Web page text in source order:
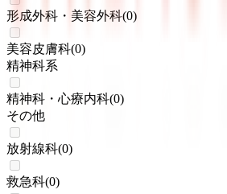
形成外科・美容外科(0)
美容皮膚科(0)
精神科系
精神科・心療内科(0)
その他
放射線科(0)
救急科(0)